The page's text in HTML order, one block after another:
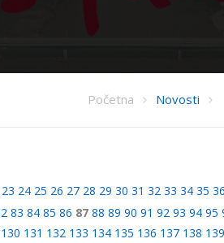
Početna Novosti
23 24 25 26 27 28 29 30 31 32 33 34 35 36
83 84 85 86 87 88 89 90 91 92 93 94 95
130 131 132 133 134 135 136 137 138 139